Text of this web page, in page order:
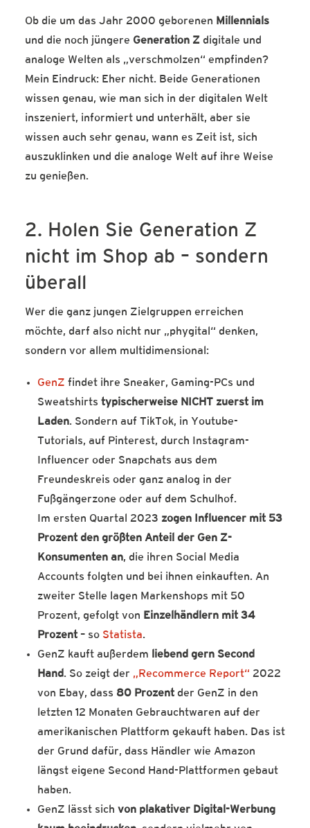
Ob die um das Jahr 2000 geborenen Millennials
und die noch jüngere Generation Z digitale und
analoge Welten als „verschmolzen“ empfinden?
Mein Eindruck: Eher nicht. Beide Generationen
wissen genau, wie man sich in der digitalen Welt
inszeniert, informiert und unterhält, aber sie
wissen auch sehr genau, wann es Zeit ist, sich
auszuklinken und die analoge Welt auf ihre Weise
zu genießen.
2. Holen Sie Generation Z
nicht im Shop ab – sondern
überall
Wer die ganz jungen Zielgruppen erreichen
möchte, darf also nicht nur „phygital“ denken,
sondern vor allem multidimensional:
GenZ findet ihre Sneaker, Gaming-PCs und
Sweatshirts typischerweise NICHT zuerst im
Laden. Sondern auf TikTok, in Youtube-
Tutorials, auf Pinterest, durch Instagram-
Influencer oder Snapchats aus dem
Freundeskreis oder ganz analog in der
Fußgängerzone oder auf dem Schulhof.
Im ersten Quartal 2023 zogen Influencer mit 53
Prozent den größten Anteil der Gen Z-
Konsumenten an, die ihren Social Media
Accounts folgten und bei ihnen einkauften. An
zweiter Stelle lagen Markenshops mit 50
Prozent, gefolgt von Einzelhändlern mit 34
Prozent – so Statista.
GenZ kauft außerdem
liebend gern Second
Hand. So zeigt der „Recommerce Report“ 2022
von Ebay, dass 80 Prozent der GenZ in den
letzten 12 Monaten Gebrauchtwaren auf der
amerikanischen Plattform gekauft haben. Das ist
der Grund dafür, dass Händler wie Amazon
längst eigene Second Hand-Plattformen gebaut
haben.
GenZ lässt sich von plakativer Digital-Werbung